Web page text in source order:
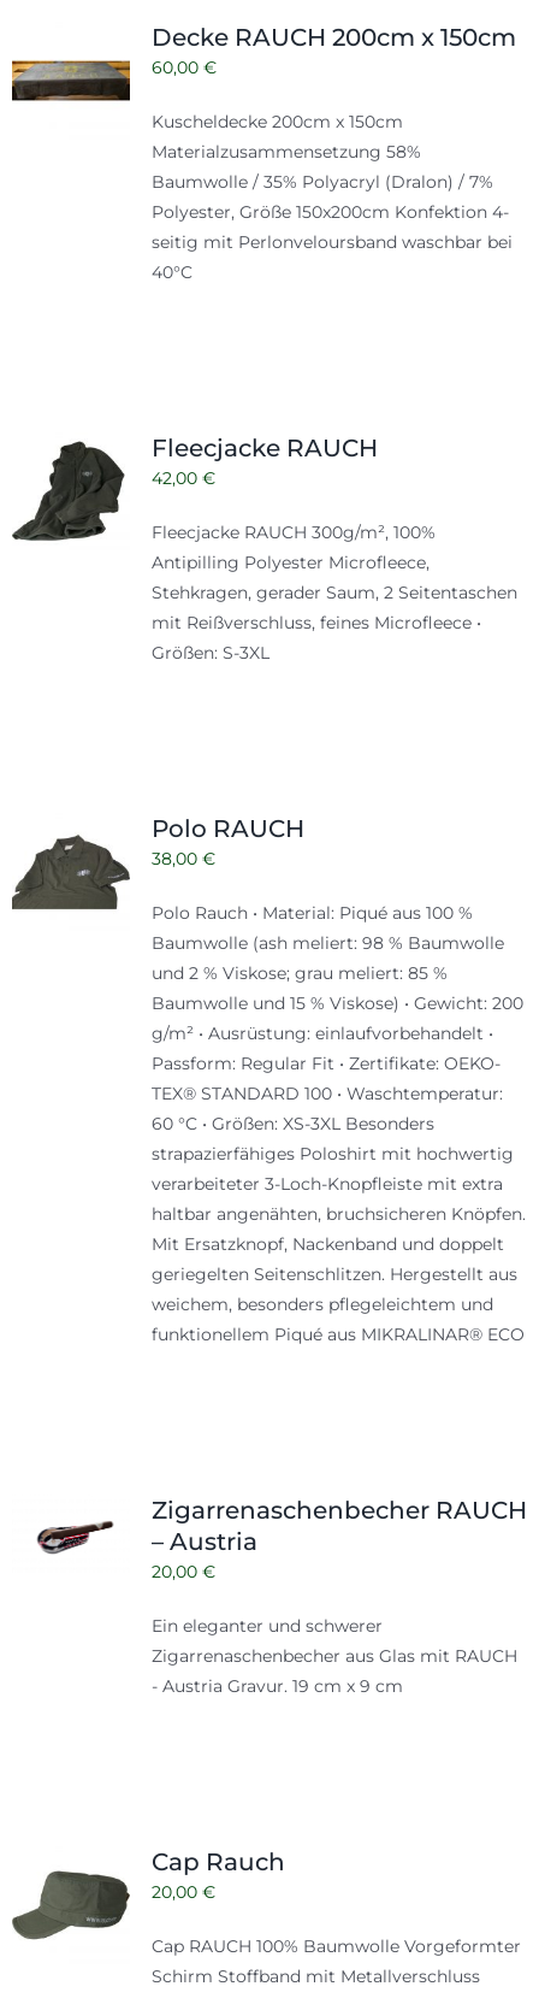
Zubehör
Decke RAUCH 200cm x 150cm
60,00 €
Kuscheldecke 200cm x 150cm
Materialzusammensetzung 58%
Baumwolle / 35% Polyacryl (Dralon) / 7%
Polyester, Größe 150x200cm Konfektion 4-
seitig mit Perlonveloursband waschbar bei
40°C
Fleecjacke RAUCH
42,00 €
Fleecjacke RAUCH 300g/m², 100%
Antipilling Polyester Microfleece,
Stehkragen, gerader Saum, 2 Seitentaschen
mit Reißverschluss, feines Microfleece •
Größen: S-3XL
Polo RAUCH
38,00 €
Polo Rauch • Material: Piqué aus 100 %
Baumwolle (ash meliert: 98 % Baumwolle
und 2 % Viskose; grau meliert: 85 %
Baumwolle und 15 % Viskose) • Gewicht: 200
g/m² • Ausrüstung: einlaufvorbehandelt •
Passform: Regular Fit • Zertifikate: OEKO-
TEX® STANDARD 100 • Waschtemperatur:
60 °C • Größen: XS-3XL Besonders
strapazierfähiges Poloshirt mit hochwertig
verarbeiteter 3-Loch-Knopfleiste mit extra
haltbar angenähten, bruchsicheren Knöpfen.
Mit Ersatzknopf, Nackenband und doppelt
geriegelten Seitenschlitzen. Hergestellt aus
weichem, besonders pflegeleichtem und
funktionellem Piqué aus MIKRALINAR® ECO
Zigarrenaschenbecher RAUCH
– Austria
20,00 €
Ein eleganter und schwerer
Zigarrenaschenbecher aus Glas mit RAUCH
- Austria Gravur. 19 cm x 9 cm
Cap Rauch
20,00 €
Cap RAUCH 100% Baumwolle Vorgeformter
Schirm Stoffband mit Metallverschluss